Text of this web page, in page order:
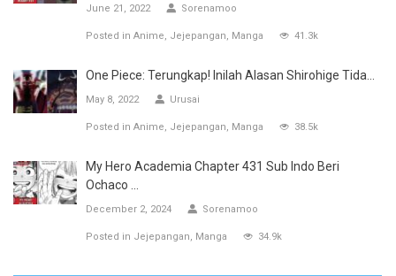
June 21, 2022 Sorenamoo
Posted in Anime Jejepangan Manga 41.3k
One Piece: Terungkap! Inilah Alasan Shirohige Tida...
May 8, 2022 Urusai
Posted in Anime Jejepangan Manga 38.5k
My Hero Academia Chapter 431 Sub Indo Beri
Ochaco ...
December 2, 2024 Sorenamoo
Posted in Jejepangan Manga 34.9k